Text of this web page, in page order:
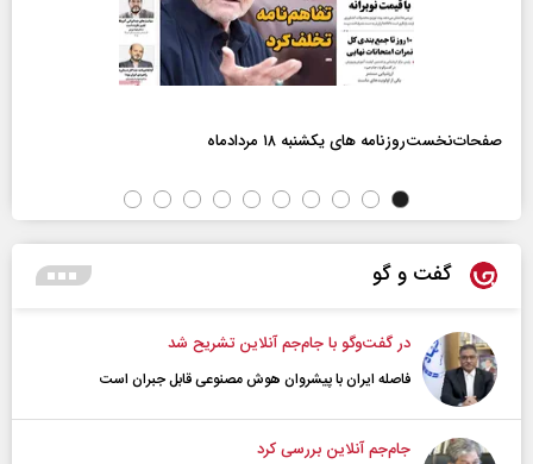
صفحات‌نخست‌روزنامه ها‌ی یکشنبه ۱۸ مردادماه
گفت و گو
در گفت‌و‌گو با جام‌جم آنلاین تشریح شد
فاصله ایران با پیشرو‌ان هوش مصنوعی قابل جبران است
جام‌جم آنلاین بررسی کرد